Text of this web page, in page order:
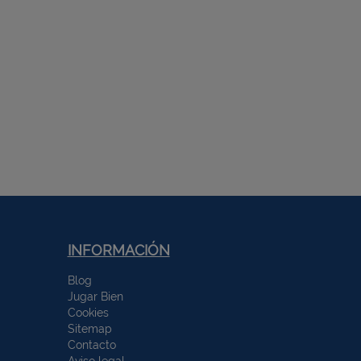
INFORMACIÓN
Blog
Jugar Bien
Cookies
Sitemap
Contacto